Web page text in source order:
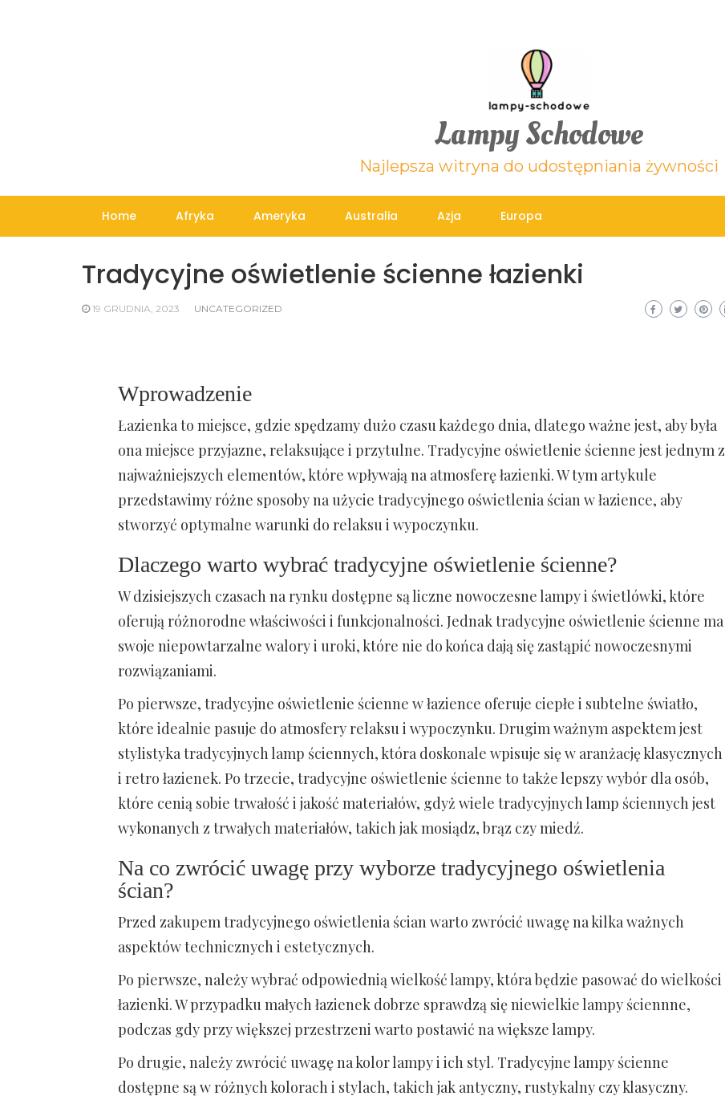
Lampy Schodowe
Najlepsza witryna do udostępniania żywności
Home Afryka Ameryka Australia Azja Europa
Tradycyjne oświetlenie ścienne łazienki
19 GRUDNIA, 2023 UNCATEGORIZED
Wprowadzenie
Łazienka to miejsce, gdzie spędzamy dużo czasu każdego dnia, dlatego ważne jest, aby była
ona miejsce przyjazne, relaksujące i przytulne. Tradycyjne oświetlenie ścienne jest jednym z
najważniejszych elementów, które wpływają na atmosferę łazienki. W tym artykule
przedstawimy różne sposoby na użycie tradycyjnego oświetlenia ścian w łazience, aby
stworzyć optymalne warunki do relaksu i wypoczynku.
Dlaczego warto wybrać tradycyjne oświetlenie ścienne?
W dzisiejszych czasach na rynku dostępne są liczne nowoczesne lampy i świetlówki, które
oferują różnorodne właściwości i funkcjonalności. Jednak tradycyjne oświetlenie ścienne ma
swoje niepowtarzalne walory i uroki, które nie do końca dają się zastąpić nowoczesnymi
rozwiązaniami.
Po pierwsze, tradycyjne oświetlenie ścienne w łazience oferuje ciepłe i subtelne światło,
które idealnie pasuje do atmosfery relaksu i wypoczynku. Drugim ważnym aspektem jest
stylistyka tradycyjnych lamp ściennych, która doskonale wpisuje się w aranżację klasycznych
i retro łazienek. Po trzecie, tradycyjne oświetlenie ścienne to także lepszy wybór dla osób,
które cenią sobie trwałość i jakość materiałów, gdyż wiele tradycyjnych lamp ściennych jest
wykonanych z trwałych materiałów, takich jak mosiądz, brąz czy miedź.
Na co zwrócić uwagę przy wyborze tradycyjnego oświetlenia
ścian?
Przed zakupem tradycyjnego oświetlenia ścian warto zwrócić uwagę na kilka ważnych
aspektów technicznych i estetycznych.
Po pierwsze, należy wybrać odpowiednią wielkość lampy, która będzie pasować do wielkości
łazienki. W przypadku małych łazienek dobrze sprawdzą się niewielkie lampy ściennne,
podczas gdy przy większej przestrzeni warto postawić na większe lampy.
Po drugie, należy zwrócić uwagę na kolor lampy i ich styl. Tradycyjne lampy ścienne
dostępne są w różnych kolorach i stylach, takich jak antyczny, rustykalny czy klasyczny.